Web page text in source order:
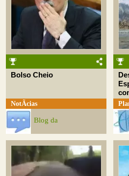
Bolso Cheio
NotÃ­cias
Blog da